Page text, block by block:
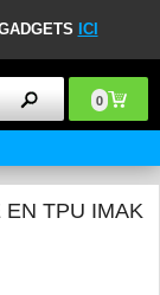
ICI
0
EN TPU IMAK